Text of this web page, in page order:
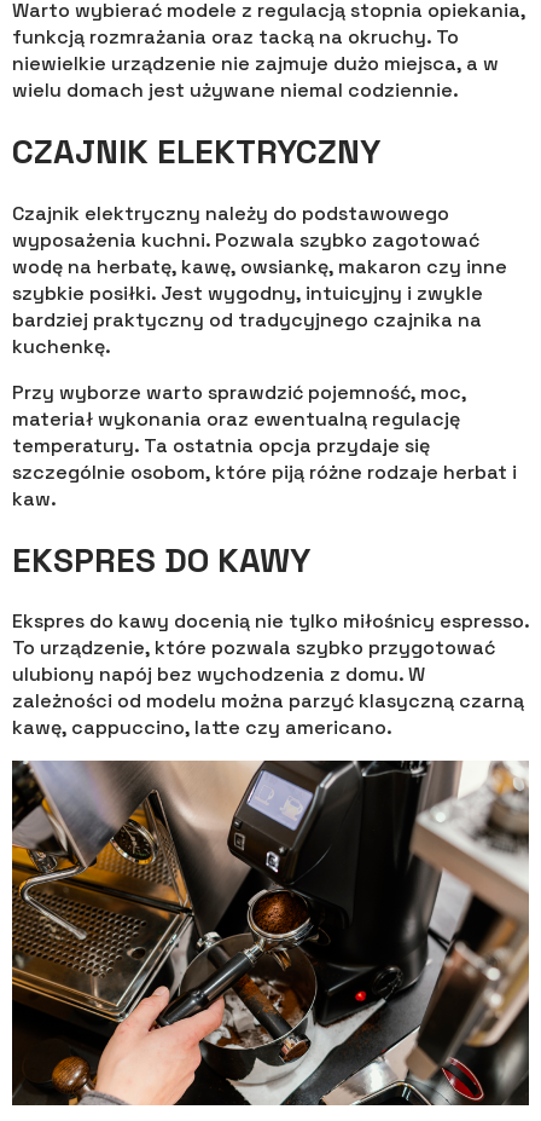
Warto wybierać modele z regulacją stopnia opiekania,
funkcją rozmrażania oraz tacką na okruchy. To
niewielkie urządzenie nie zajmuje dużo miejsca, a w
wielu domach jest używane niemal codziennie.
CZAJNIK ELEKTRYCZNY
Czajnik elektryczny należy do podstawowego
wyposażenia kuchni. Pozwala szybko zagotować
wodę na herbatę, kawę, owsiankę, makaron czy inne
szybkie posiłki. Jest wygodny, intuicyjny i zwykle
bardziej praktyczny od tradycyjnego czajnika na
kuchenkę.
Przy wyborze warto sprawdzić pojemność, moc,
materiał wykonania oraz ewentualną regulację
temperatury. Ta ostatnia opcja przydaje się
szczególnie osobom, które piją różne rodzaje herbat i
kaw.
EKSPRES DO KAWY
Ekspres do kawy docenią nie tylko miłośnicy espresso.
To urządzenie, które pozwala szybko przygotować
ulubiony napój bez wychodzenia z domu. W
zależności od modelu można parzyć klasyczną czarną
kawę, cappuccino, latte czy americano.